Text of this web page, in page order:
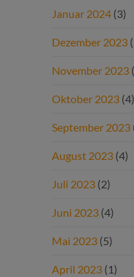
Januar 2024 (3)
Dezember 2023
November 2023
Oktober 2023 (4)
September 2023
August 2023 (4)
Juli 2023 (2)
Juni 2023 (4)
Mai 2023 (5)
April 2023 (1)